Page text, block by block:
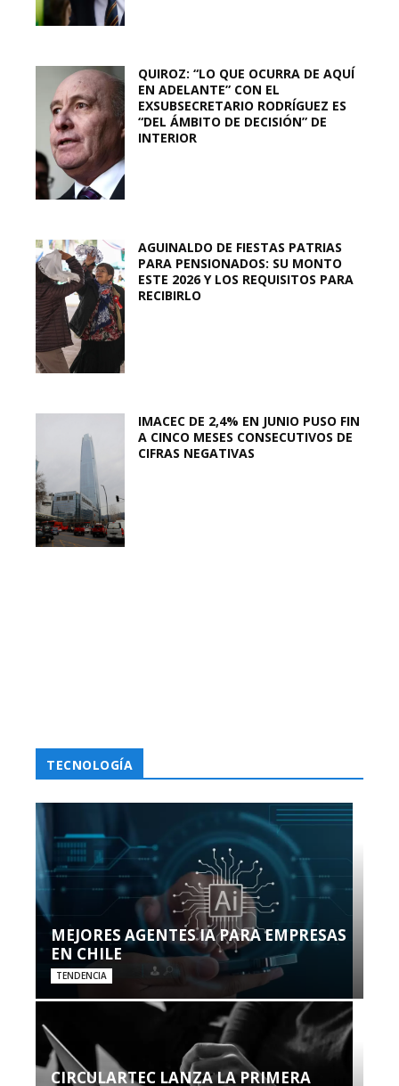
QUIROZ: “LO QUE OCURRA DE AQUÍ
EN ADELANTE” CON EL
EXSUBSECRETARIO RODRÍGUEZ ES
“DEL ÁMBITO DE DECISIÓN” DE
INTERIOR
AGUINALDO DE FIESTAS PATRIAS
PARA PENSIONADOS: SU MONTO
ESTE 2026 Y LOS REQUISITOS PARA
RECIBIRLO
IMACEC DE 2,4% EN JUNIO PUSO FIN
A CINCO MESES CONSECUTIVOS DE
CIFRAS NEGATIVAS
TECNOLOGÍA
MEJORES AGENTES IA PARA EMPRESAS
EN CHILE
TENDENCIA
CIRCULARTEC LANZA LA PRIMERA